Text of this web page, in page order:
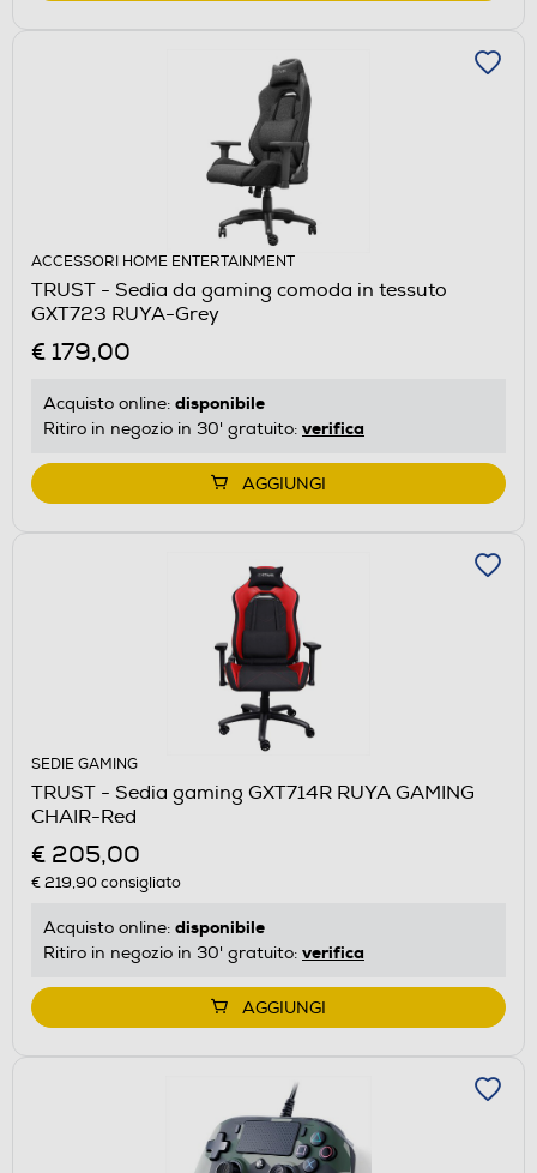
ACCESSORI HOME ENTERTAINMENT
TRUST - Sedia da gaming comoda in tessuto
GXT723 RUYA-Grey
€ 179,00
Acquisto online: disponibile
Ritiro in negozio in 30' gratuito: verifica
AGGIUNGI
SEDIE GAMING
TRUST - Sedia gaming GXT714R RUYA GAMING
CHAIR-Red
€ 205,00
€ 219,90consigliato
Acquisto online: disponibile
Ritiro in negozio in 30' gratuito: verifica
AGGIUNGI